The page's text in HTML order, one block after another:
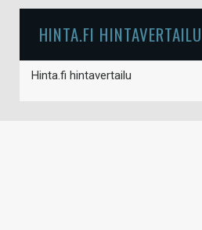
HINTA.FI HINTAVERTAILU
Hinta.fi hintavertailu